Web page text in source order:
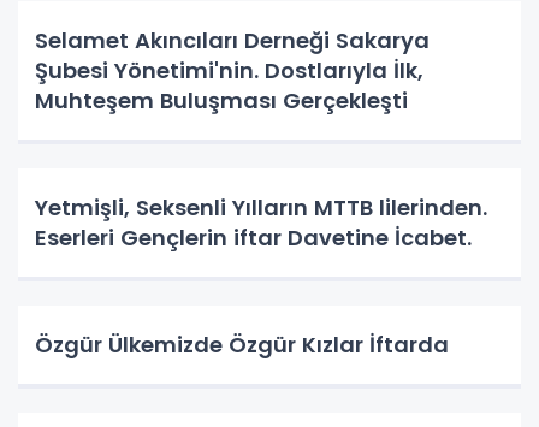
Selamet Akıncıları Derneği Sakarya
Şubesi Yönetimi'nin. Dostlarıyla İlk,
Muhteşem Buluşması Gerçekleşti
Yetmişli, Seksenli Yılların MTTB lilerinden.
Eserleri Gençlerin iftar Davetine İcabet.
Özgür Ülkemizde Özgür Kızlar İftarda